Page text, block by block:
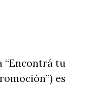
“Encontrá tu
es